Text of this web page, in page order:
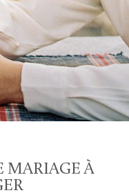
MARIAGE À